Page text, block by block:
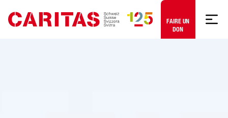
Aller au contenu
FAIRE UN
DON